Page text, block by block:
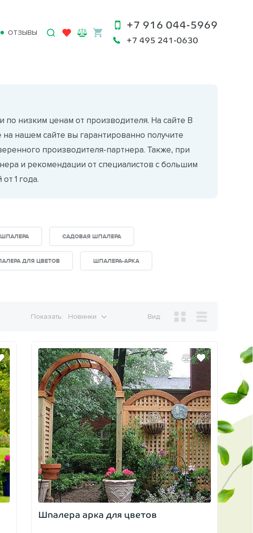
ОТЗЫВЫ
+7 916 044-5969
+7 495 241-0630
низким ценам от производителя. На сайте В
нашем сайте вы гарантированно получите
производителя-партнера. Также, при
и рекомендации от специалистов с большим
1 года.
САДОВАЯ ШПАЛЕРА
ДЛЯ ЦВЕТОВ ШПАЛЕРА-АРКА
Показать: Новинки Вид:
Шпалера арка для цветов